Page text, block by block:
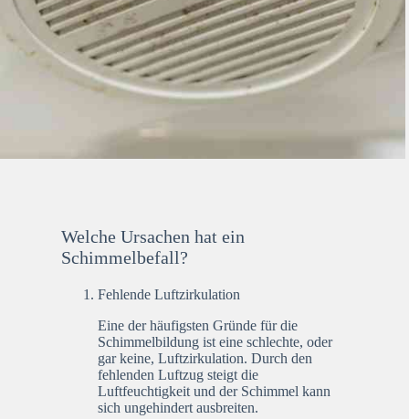
Welche Ursachen hat ein
Schimmelbefall?
Fehlende Luftzirkulation
Eine der häufigsten Gründe für die
Schimmelbildung ist eine schlechte, oder
gar keine, Luftzirkulation. Durch den
fehlenden Luftzug steigt die
Luftfeuchtigkeit und der Schimmel kann
sich ungehindert ausbreiten.